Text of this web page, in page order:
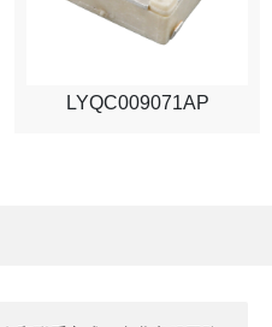
LYQC009071AP